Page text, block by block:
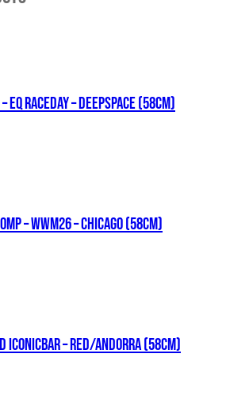
EQ RACEDAY – DEEPSPACE (58cm)
– WWM26 – CHICAGO (58cm)
ICONICBAR – RED/ANDORRA (58cm)